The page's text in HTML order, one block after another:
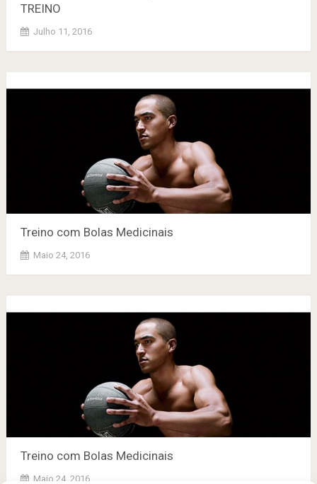
TREINO
Julho 11, 2016
Treino com Bolas Medicinais
Maio 24, 2016
Treino com Bolas Medicinais
Maio 24, 2016